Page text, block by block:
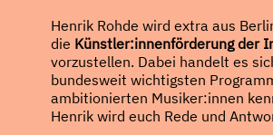
Henrik Rohde wird extra aus
die Künstler:innenförderung der
vorzustellen. Dabei handelt es
bundesweit wichtigsten
ambitionierten Musiker:innen
Henrik wird euch Rede und